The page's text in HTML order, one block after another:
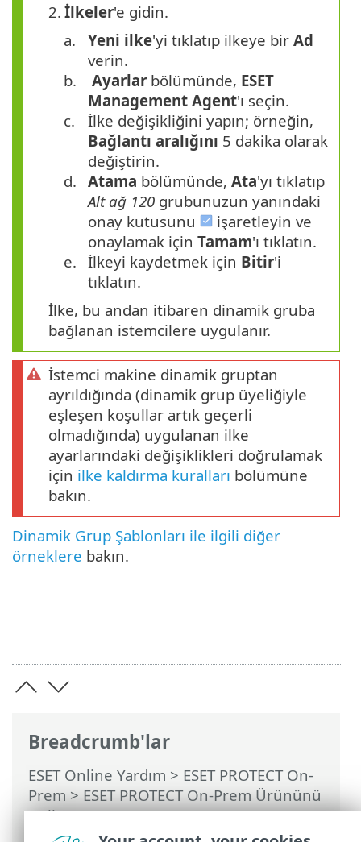
Breadcrumb'lar
ESET Online Yardım > ESET PROTECT On-
Prem > ESET PROTECT On-Prem Ürününü
Kullanma>ESET PROTECT On-Prem Ana
Menü> Daha Fazla>Dinamik Grup
2. İlkeler'e gidin.
a.
Yeni ilke'yi tıklatıp ilkeye bir Ad
verin.
b.
Ayarlar bölümünde, ESET
Management Agent'ı seçin.
c.
İlke değişikliğini yapın; örneğin,
Bağlantı aralığını 5 dakika olarak
değiştirin.
d. Atama bölümünde, Ata'yı tıklatıp
Alt ağ 120 grubunuzun yanındaki
onay kutusunu
işaretleyin ve
onaylamak için Tamam'ı tıklatın.
e. İlkeyi kaydetmek için Bitir'i
tıklatın.
İlke, bu andan itibaren dinamik gruba
bağlanan istemcilere uygulanır.
İstemci makine dinamik gruptan
ayrıldığında (dinamik grup üyeliğiyle
eşleşen koşullar artık geçerli
olmadığında) uygulanan ilke
ayarlarındaki değişiklikleri doğrulamak
için ilke kaldırma kuralları bölümüne
bakın.
Dinamik Grup Şablonları ile ilgili diğer
örneklere bakın.